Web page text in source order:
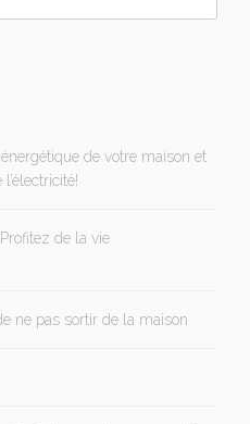
de votre maison et
de la vie
ne pas sortir de la maison